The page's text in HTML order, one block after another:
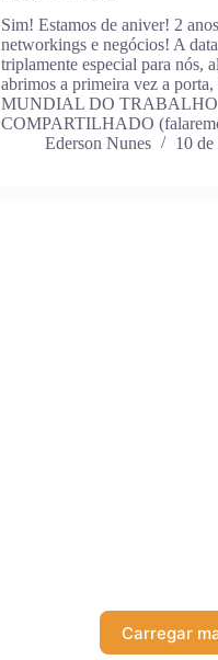
Sim! Estamos de aniver! 2
networkings e negócios! A
triplamente especial para nós,
abrimos a primeira vez a
MUNDIAL DO TRABALHO
COMPARTILHADO
Ederson Nunes
10 de
Carregar